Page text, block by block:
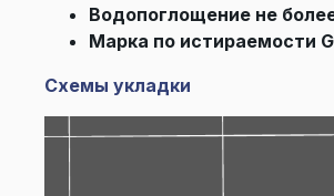
Водопоглощение не
Марка по истираемости
Схемы укладки